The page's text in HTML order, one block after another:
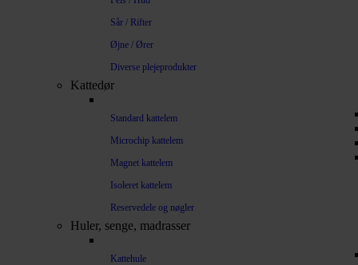
Sår / Rifter
Øjne / Ører
Diverse plejeprodukter
Kattedør
Standard kattelem
Microchip kattelem
Magnet kattelem
Isoleret kattelem
Reservedele og nøgler
Huler, senge, madrasser
Kattehule